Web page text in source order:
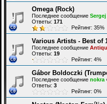
Omega (Rock)
Последнее сообщение Sergej
Ответы: 171
Рейтинг: 35%
Various Artists - Best of
Последнее сообщение
Ответы: 19
Рейтинг: 4%
Gábor Boldoczki
Последнее сообщение nokra
Ответы: 3
Рейтинг: 0%